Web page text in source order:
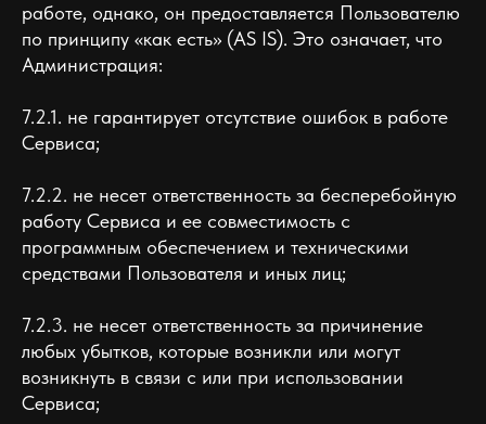
работе, однако, он предоставляется Пользователю
по принципу «как есть» (AS IS). Это означает, что
Администрация:
7.2.1. не гарантирует отсутствие ошибок в работе
Сервиса;
7.2.2. не несет ответственность за бесперебойную
работу Сервиса и ее совместимость с
программным обеспечением и техническими
средствами Пользователя и иных лиц;
7.2.3. не несет ответственность за причинение
любых убытков, которые возникли или могут
возникнуть в связи с или при использовании
Сервиса;